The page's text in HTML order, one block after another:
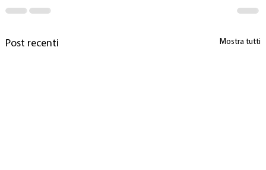
Post recenti Mostra tutti